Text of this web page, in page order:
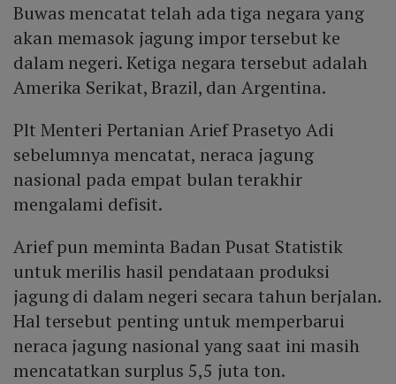
Buwas mencatat telah ada tiga negara yang
akan memasok jagung impor tersebut ke
dalam negeri. Ketiga negara tersebut adalah
Amerika Serikat, Brazil, dan Argentina.
Plt Menteri Pertanian Arief Prasetyo Adi
sebelumnya mencatat, neraca jagung
nasional pada empat bulan terakhir
mengalami defisit.
Arief pun meminta Badan Pusat Statistik
untuk merilis hasil pendataan produksi
jagung di dalam negeri secara tahun berjalan.
Hal tersebut penting untuk memperbarui
neraca jagung nasional yang saat ini masih
mencatatkan surplus 5,5 juta ton.